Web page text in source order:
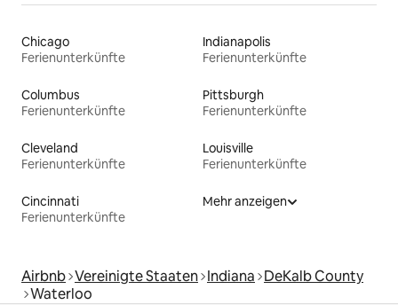
Chicago
Ferienunterkünfte
Indianapolis
Ferienunterkünfte
Columbus
Ferienunterkünfte
Pittsburgh
Ferienunterkünfte
Cleveland
Ferienunterkünfte
Louisville
Ferienunterkünfte
Cincinnati
Ferienunterkünfte
Mehr anzeigen
Airbnb Vereinigte Staaten Indiana DeKalb County
Waterloo